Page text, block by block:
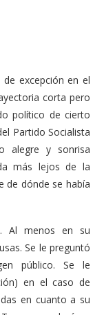
excepción en el
corta pero
político de cierto
Partido Socialista
alegre y sonrisa
más lejos de la
de dónde se había
Al menos en su
Se le preguntó
público. Se le
en el caso de
en cuanto a su